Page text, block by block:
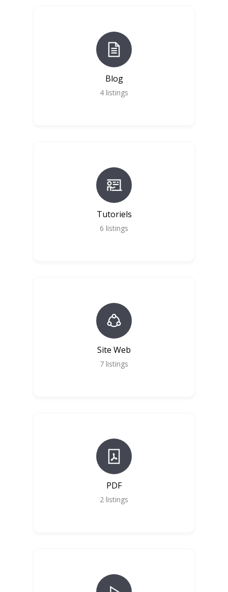
Blog
4 listings
Tutoriels
6 listings
Site Web
7 listings
PDF
2 listings